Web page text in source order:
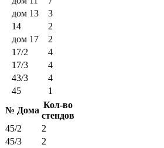
дом 13
3
14
2
дом 17
2
17/2
4
17/3
4
43/3
4
45
1
№ Дома
Кол-во
стендов
45/2
2
45/3
2